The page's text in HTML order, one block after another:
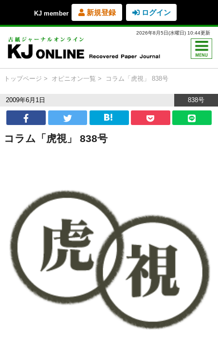
KJ member 新規登録 ログイン
2026年8月5日(水曜日) 10:44更新
トップページ オピニオン一覧 コラム「虎視」 838号
2009年6月1日 838号
コラム「虎視」 838号